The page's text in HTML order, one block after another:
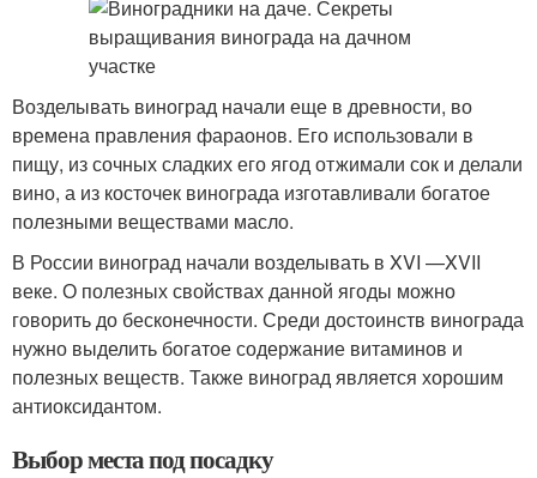
Возделывать виноград начали еще в древности, во
времена правления фараонов. Его использовали в
пищу, из сочных сладких его ягод отжимали сок и делали
вино, а из косточек винограда изготавливали богатое
полезными веществами масло.
В России виноград начали возделывать в XVI —XVII
веке. О полезных свойствах данной ягоды можно
говорить до бесконечности. Среди достоинств винограда
нужно выделить богатое содержание витаминов и
полезных веществ. Также виноград является хорошим
антиоксидантом.
Выбор места под посадку